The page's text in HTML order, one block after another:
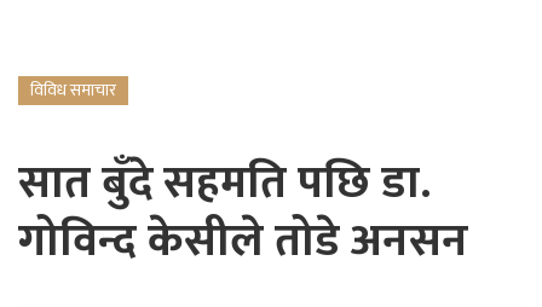
विविध समाचार
सात बुँदे सहमति पछि डा.
गोविन्द केसीले तोडे अनसन